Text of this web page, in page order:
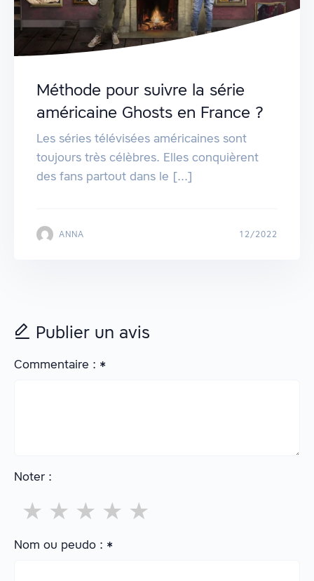
Méthode pour suivre la série
américaine Ghosts en France ?
Les séries télévisées américaines sont
toujours très célèbres. Elles conquièrent
des fans partout dans le [...]
ANNA 12/2022
Publier un avis
Commentaire : *
Noter :
★
★
★
★
★
Nom ou peudo : *